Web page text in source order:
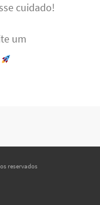
cuidado!
um
reservados